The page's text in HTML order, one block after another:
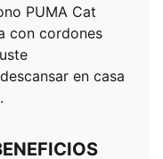
PUMA Cat
con cordones
en casa